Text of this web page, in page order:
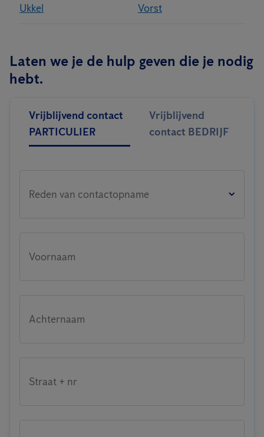
Ukkel Vorst
Laten we je de hulp geven die je nodig
hebt.
Vrijblijvend contact
PARTICULIER
Vrijblijvend
contact BEDRIJF
Reden van contactopname
Voornaam
Achternaam
Straat + nr